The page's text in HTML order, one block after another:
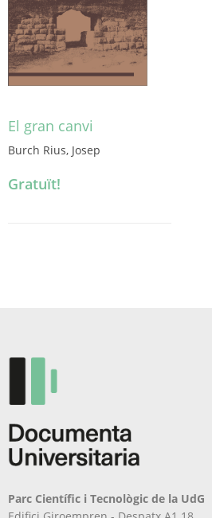
El gran canvi
Burch Rius, Josep
Gratuït!
Parc Científic i Tecnològic de la UdG